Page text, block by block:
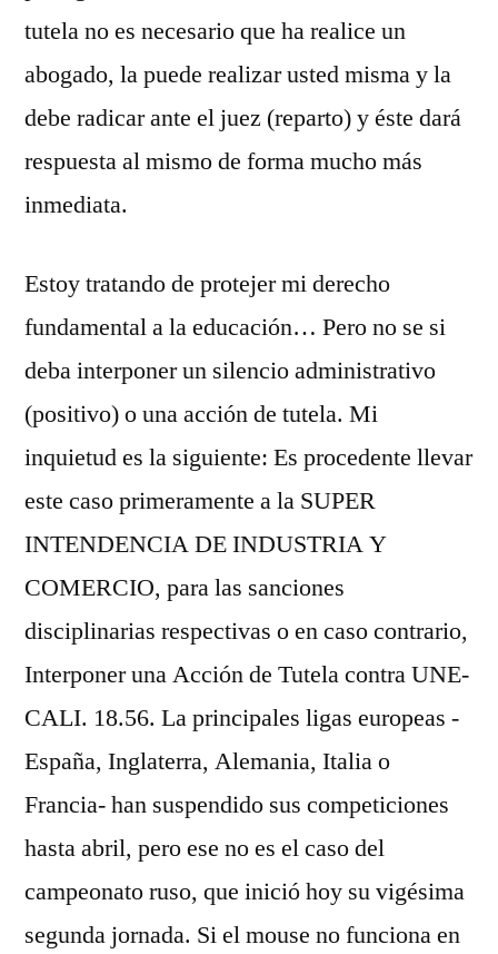
tutela no es necesario que ha realice un
abogado, la puede realizar usted misma y la
debe radicar ante el juez (reparto) y éste dará
respuesta al mismo de forma mucho más
inmediata.
Estoy tratando de protejer mi derecho
fundamental a la educación… Pero no se si
deba interponer un silencio administrativo
(positivo) o una acción de tutela. Mi
inquietud es la siguiente: Es procedente llevar
este caso primeramente a la SUPER
INTENDENCIA DE INDUSTRIA Y
COMERCIO, para las sanciones
disciplinarias respectivas o en caso contrario,
Interponer una Acción de Tutela contra UNE-
CALI. 18.56. La principales ligas europeas -
España, Inglaterra, Alemania, Italia o
Francia- han suspendido sus competiciones
hasta abril, pero ese no es el caso del
campeonato ruso, que inició hoy su vigésima
segunda jornada. Si el mouse no funciona en